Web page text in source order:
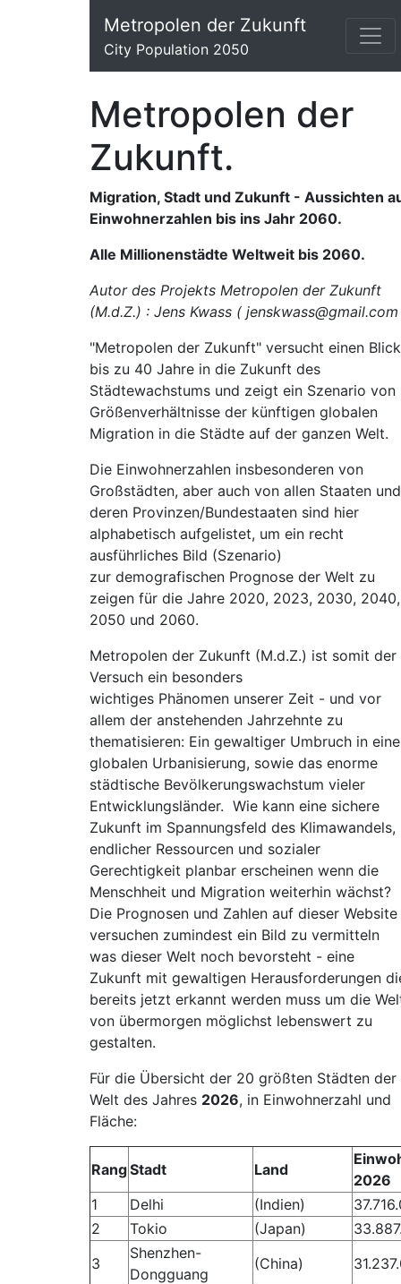
Metropolen der Zukunft
City Population 2050
Metropolen der
Zukunft.
Migration, Stadt und Zukunft - Aussichten
Einwohnerzahlen bis ins Jahr 2060.
Alle Millionenstädte Weltweit bis 2060.
Autor des Projekts Metropolen der Zukunft
(M.d.Z.) : Jens Kwass (
"Metropolen der Zukunft" versucht einen Blick
bis zu 40 Jahre in die Zukunft des
Städtewachstums und zeigt ein Szenario von
Größenverhältnisse der künftigen globalen
Migration in die Städte auf der ganzen Welt.
Die Einwohnerzahlen insbesonderen von
Großstädten, aber auch von allen Staaten und
deren Provinzen/Bundestaaten sind hier
alphabetisch aufgelistet, um ein recht
ausführliches Bild (Szenario)
zur demografischen Prognose der Welt zu
zeigen für die Jahre 2020, 2023, 2030, 2040,
2050 und 2060.
Metropolen der Zukunft (M.d.Z.) ist somit der
Versuch ein besonders
wichtiges Phänomen unserer Zeit - und vor
allem der anstehenden Jahrzehnte zu
thematisieren: Ein gewaltiger Umbruch in
globalen Urbanisierung, sowie das enorme
städtische Bevölkerungswachstum vieler
Entwicklungsländer. Wie kann eine sichere
Zukunft im Spannungsfeld des Klimawandels,
endlicher Ressourcen und sozialer
Gerechtigkeit planbar erscheinen wenn die
Menschheit und Migration weiterhin wächst?
Die Prognosen und Zahlen auf dieser Website
versuchen zumindest ein Bild zu vermitteln
was dieser Welt noch bevorsteht - eine
Zukunft mit gewaltigen Herausforderungen
bereits jetzt erkannt werden muss um die
von übermorgen möglichst lebenswert zu
gestalten.
Für die Übersicht der 20 größten Städten der
Welt des Jahres 2026, in Einwohnerzahl und
Fläche:
RangStadt Land
2026
1
Delhi (Indien)
2
Tokio (Japan)
3
Shenzhen-
Dongguang
(China)